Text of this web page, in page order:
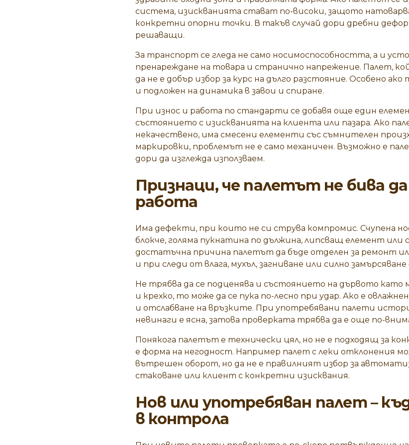
система, изискванията стават по-високи, защото
конкретни опорни точки. В такъв случай дори дребни
решаващи.
За транспорт се гледа не само носимоспособността, а и
пренареждане на товара и странично напрежение. Палет,
да не е добър избор за курс на дълго разстояние. Особено
и подложен на динамика в завои и спиране.
При износ и работа по стандарти се добавя още един
състоянието с изискванията на клиента или пазара. Ако
некачествено, има смесени елементи със съмнителен
маркировки, проблемът не е само механичен. Възможно е
дори да изглежда използваем.
Признаци, че палетът не бива да
работа
Има дефекти, при които не си струва компромис. Счупена
блокче, голяма пукнатина по дължина, липсващ елемент или
достатъчна причина палетът да бъде отделен за ремонт
и при следи от влага, мухъл, загниване или силно замърсяване
Не трябва да се подценява и състоянието на дървото като
и крехко, то може да се пука по-лесно при удар. Ако е
и отслабване на връзките. При употребявани палети
невинаги е ясна, затова проверката трябва да е още по-
Понякога палетът е технически цял, но не е подходящ за
е форма на негодност. Например палет с леки отклонения
вътрешен оборот, но да не е правилният избор за
стаковане или клиент с конкретни изисквания.
Нов или употребяван палет –
в контрола